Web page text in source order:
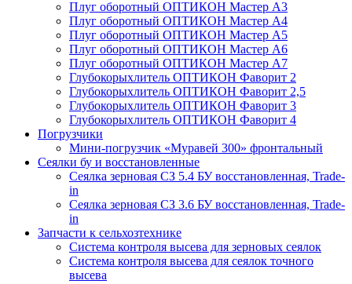
Плуг оборотный ОПТИКОН Мастер А3
Плуг оборотный ОПТИКОН Мастер А4
Плуг оборотный ОПТИКОН Мастер А5
Плуг оборотный ОПТИКОН Мастер А6
Плуг оборотный ОПТИКОН Мастер А7
Глубокорыхлитель ОПТИКОН Фаворит 2
Глубокорыхлитель ОПТИКОН Фаворит 2,5
Глубокорыхлитель ОПТИКОН Фаворит 3
Глубокорыхлитель ОПТИКОН Фаворит 4
Погрузчики
Мини-погрузчик «Муравей 300» фронтальный
Сеялки бу и восстановленные
Сеялка зерновая СЗ 5.4 БУ восстановленная, Trade-
in
Сеялка зерновая СЗ 3.6 БУ восстановленная, Trade-
in
Запчасти к сельхозтехнике
Система контроля высева для зерновых сеялок
Система контроля высева для сеялок точного
высева